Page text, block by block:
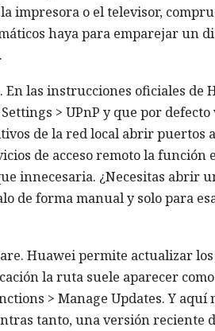
impresora o el televisor,
haya para emparejar un
En las instrucciones oficiales de
> UPnP y que por defecto
de la red local abrir puertos
de acceso remoto la función
innecesaria. ¿Necesitas abrir
de forma manual y solo para
Huawei permite actualizar
la ruta suele aparecer como
> Manage Updates. Y
tanto, una versión reciente